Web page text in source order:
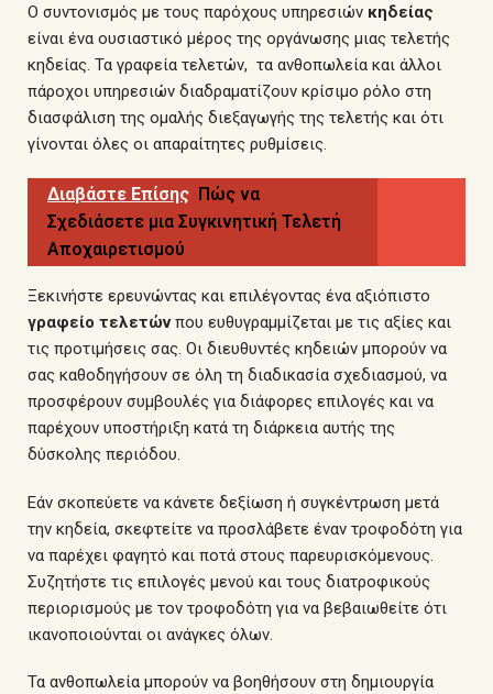
Ο συντονισμός με τους παρόχους υπηρεσιών κηδείας
είναι ένα ουσιαστικό μέρος της οργάνωσης μιας τελετής
κηδείας. Τα γραφεία τελετών, τα ανθοπωλεία και άλλοι
πάροχοι υπηρεσιών διαδραματίζουν κρίσιμο ρόλο στη
διασφάλιση της ομαλής διεξαγωγής της τελετής και ότι
γίνονται όλες οι απαραίτητες ρυθμίσεις.
Διαβάστε Επίσης Πώς να
Σχεδιάσετε μια Συγκινητική Τελετή
Αποχαιρετισμού
Ξεκινήστε ερευνώντας και επιλέγοντας ένα αξιόπιστο
γραφείο τελετώνπου ευθυγραμμίζεται με τις αξίες και
τις προτιμήσεις σας. Οι διευθυντές κηδειών μπορούν να
σας καθοδηγήσουν σε όλη τη διαδικασία σχεδιασμού, να
προσφέρουν συμβουλές για διάφορες επιλογές και να
παρέχουν υποστήριξη κατά τη διάρκεια αυτής της
δύσκολης περιόδου.
Εάν σκοπεύετε να κάνετε δεξίωση ή συγκέντρωση μετά
την κηδεία, σκεφτείτε να προσλάβετε έναν τροφοδότη για
να παρέχει φαγητό και ποτά στους παρευρισκόμενους.
Συζητήστε τις επιλογές μενού και τους διατροφικούς
περιορισμούς με τον τροφοδότη για να βεβαιωθείτε ότι
ικανοποιούνται οι ανάγκες όλων.
Τα ανθοπωλεία μπορούν να βοηθήσουν στη δημιουργία